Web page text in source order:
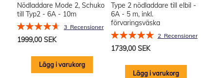
Nödladdare Mode 2, Schuko
till Typ2 - 6A - 10m
Rating:
3 Recensioner
1999,00 SEK
Lägg i varukorg
Type 2 nödladdare till elbil -
6A - 5 m, inkl.
förvaringsväska
Rating:
2 Recensioner
1739,00 SEK
Lägg i varukorg